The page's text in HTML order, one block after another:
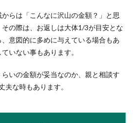
【ピッチャー】コントロールを良
るポイントや練習のコツ
球はピッチャーのコントロールの良し悪しによ
試合の展開が変わってきます。コントロール
らは「こんなに沢山の金額？」と思
の際は、お返しは大体1/3が目安とな
意図的に多めに与えている場合もあ
いない事もあります。
いの金額が妥当なのか、親と相談す
な時もあります。